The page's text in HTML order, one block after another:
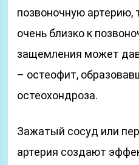
позвоночную артерию,
очень близко к
защемления может
– остеофит,
остеохондроза.
Зажатый сосуд или
артерия создают